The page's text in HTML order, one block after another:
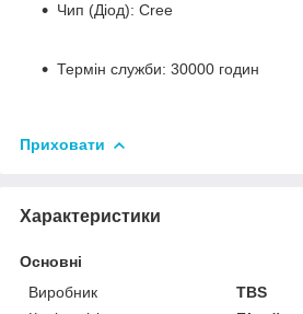
Чип (Діод): Cree
Термін служби: 30000 годин
Приховати
Характеристики
Основні
Виробник
TBS